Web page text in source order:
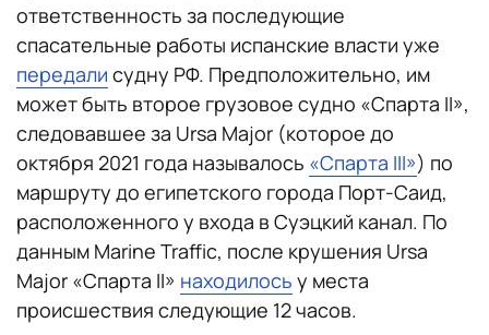
ответственность за последующие
спасательные работы испанские власти уже
передали судну РФ. Предположительно, им
может быть второе грузовое судно «Спарта II»,
следовавшее за Ursa Major (которое до
октября 2021 года называлось «Спарта III») по
маршруту до египетского города Порт-Саид,
расположенного у входа в Суэцкий канал. По
данным Marine Traffic, после крушения Ursa
Major «Спарта II» находилось у места
происшествия следующие 12 часов.